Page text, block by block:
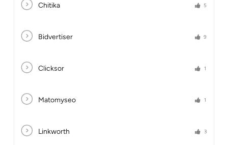
Chitika 5
Bidvertiser 9
Clicksor 1
Matomyseo 1
Linkworth 3